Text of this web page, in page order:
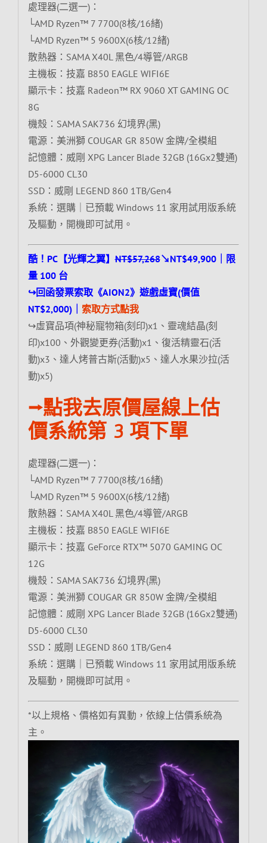
處理器(二選一)：
└AMD Ryzen™ 7 7700(8核/16緒)
└AMD Ryzen™ 5 9600X(6核/12緒)
散熱器：SAMA X40L 黑色/4導管/ARGB
主機板：技嘉 B850 EAGLE WIFI6E
顯示卡：技嘉 Radeon™ RX 9060 XT GAMING OC
8G
機殼：SAMA SAK736 幻境界(黑)
電源：美洲獅 COUGAR GR 850W 金牌/全模組
記憶體：威剛 XPG Lancer Blade 32GB (16Gx2雙通)
D5-6000 CL30
SSD：威剛 LEGEND 860 1TB/Gen4
系統：選購｜已預載 Windows 11 家用試用版系統
及驅動，開機即可試用。
酷！PC【光輝之翼】NT$57,268↘NT$49,900｜限
量 100 台
↪回函發票索取《AION2》遊戲虛寶(價值
NT$2,000)｜ 索取方式點我
↪虛寶品項(神秘寵物箱(刻印)x1、靈魂結晶(刻
印)x100、外觀變更券(活動)x1、復活精靈石(活
動)x3、達人烤普古斯(活動)x5、達人水果沙拉(活
動)x5)
⭢點我去原價屋線上估
價系統第 3 項下單
處理器(二選一)：
└AMD Ryzen™ 7 7700(8核/16緒)
└AMD Ryzen™ 5 9600X(6核/12緒)
散熱器：SAMA X40L 黑色/4導管/ARGB
主機板：技嘉 B850 EAGLE WIFI6E
顯示卡：技嘉 GeForce RTX™ 5070 GAMING OC
12G
機殼：SAMA SAK736 幻境界(黑)
電源：美洲獅 COUGAR GR 850W 金牌/全模組
記憶體：威剛 XPG Lancer Blade 32GB (16Gx2雙通)
D5-6000 CL30
SSD：威剛 LEGEND 860 1TB/Gen4
系統：選購｜已預載 Windows 11 家用試用版系統
及驅動，開機即可試用。
*以上規格、價格如有異動，依線上估價系統為
主。